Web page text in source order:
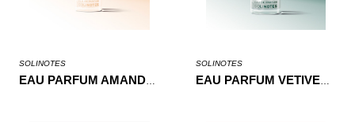
SOLINOTES SOLINOTES
EAU PARFUM VETIVER 15ML